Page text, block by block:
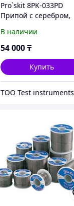
Pro`skit 8PK-033PD
Припой с серебром,
В наличии
54 000₸
Купить
ТОО Test instruments